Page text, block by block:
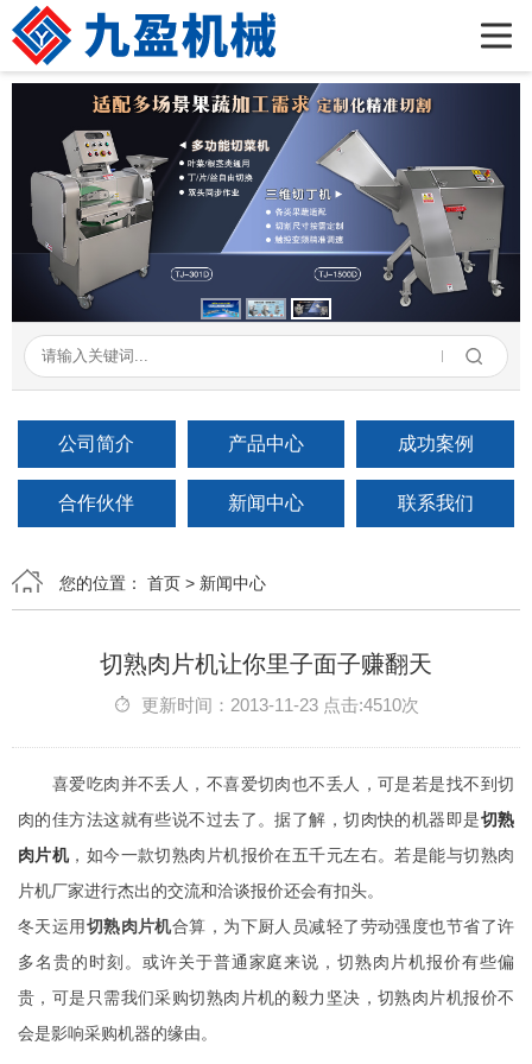
公司简介
产品展示
新闻资讯
成功案例
在线留言
联系我们
公司简介 产品中心 成功案例
合作伙伴 新闻中心 联系我们
您的位置： 首页 > 新闻中心
切熟肉片机让你里子面子赚翻天
更新时间：2013-11-23 点击:4510次
喜爱吃肉并不丢人，不喜爱切肉也不丢人，可是若是找不到切
肉的佳方法这就有些说不过去了。据了解，切肉快的机器即是切熟
肉片机，如今一款切熟肉片机报价在五千元左右。若是能与切熟肉
片机厂家进行杰出的交流和洽谈报价还会有扣头。
冬天运用切熟肉片机合算，为下厨人员减轻了劳动强度也节省了许
多名贵的时刻。或许关于普通家庭来说，切熟肉片机报价有些偏
贵，可是只需我们采购切熟肉片机的毅力坚决，切熟肉片机报价不
会是影响采购机器的缘由。